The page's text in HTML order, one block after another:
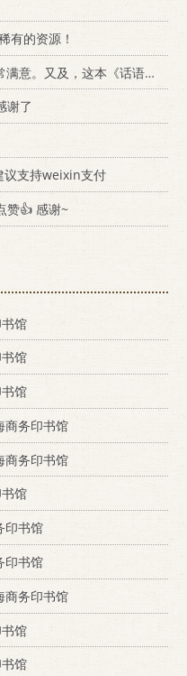
有的资源！
又及，这本《话语的真相》...
谢了
议支持weixin支付
赞👍 感谢~
馆
馆
馆
商务印书馆
商务印书馆
馆
印书馆
印书馆
商务印书馆
馆
馆